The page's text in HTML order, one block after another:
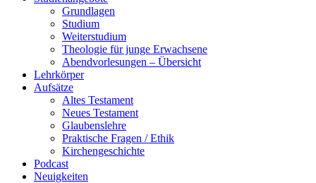
Grundlagen
Studium
Weiterstudium
Theologie für junge Erwachsene
Abendvorlesungen – Übersicht
Lehrkörper
Aufsätze
Altes Testament
Neues Testament
Glaubenslehre
Praktische Fragen / Ethik
Kirchengeschichte
Podcast
Neuigkeiten